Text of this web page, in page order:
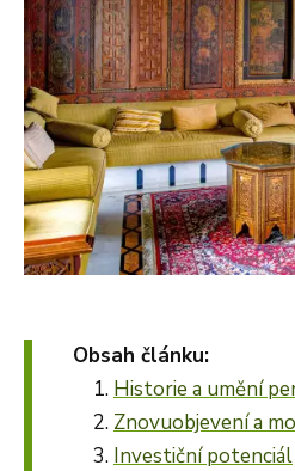
Obsah článku:
Historie a umění
Znovuobjevení a
Investiční potenciál